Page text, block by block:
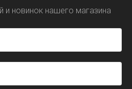
и новинок нашего магазина